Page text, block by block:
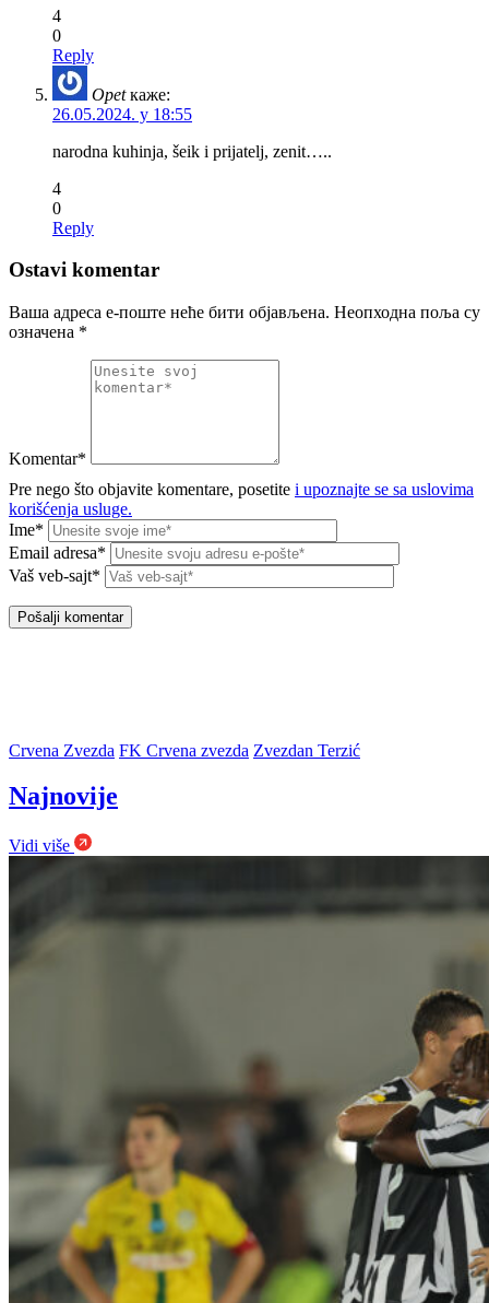
4
0
Reply
Opet каже:
26.05.2024. у 18:55
narodna kuhinja, šeik i prijatelj, zenit…..
4
0
Reply
Ostavi komentar
Ваша адреса е-поште неће бити објављена. Неопходна поља су
означена *
Komentar*
Pre nego što objavite komentare, posetite i upoznajte se sa uslovima
korišćenja usluge.
Ime*
Email adresa*
Vaš veb-sajt*
Crvena Zvezda FK Crvena zvezda Zvezdan Terzić
Najnovije
Vidi više